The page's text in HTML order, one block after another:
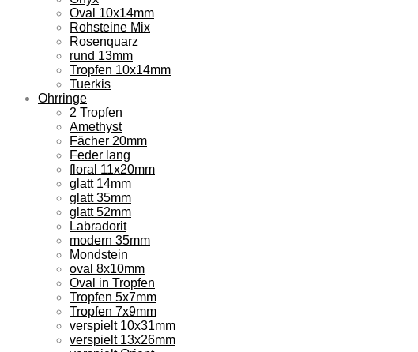
Oval 10x14mm
Rohsteine Mix
Rosenquarz
rund 13mm
Tropfen 10x14mm
Tuerkis
Ohrringe
2 Tropfen
Amethyst
Fächer 20mm
Feder lang
floral 11x20mm
glatt 14mm
glatt 35mm
glatt 52mm
Labradorit
modern 35mm
Mondstein
oval 8x10mm
Oval in Tropfen
Tropfen 5x7mm
Tropfen 7x9mm
verspielt 10x31mm
verspielt 13x26mm